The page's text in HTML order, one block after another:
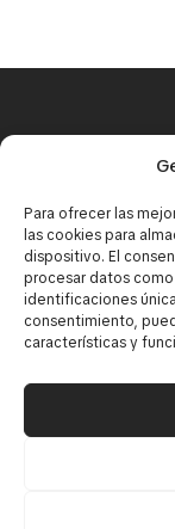
Para ofrecer las
las cookies para
dispositivo. El
procesar datos
identificaciones
consentimiento,
características y